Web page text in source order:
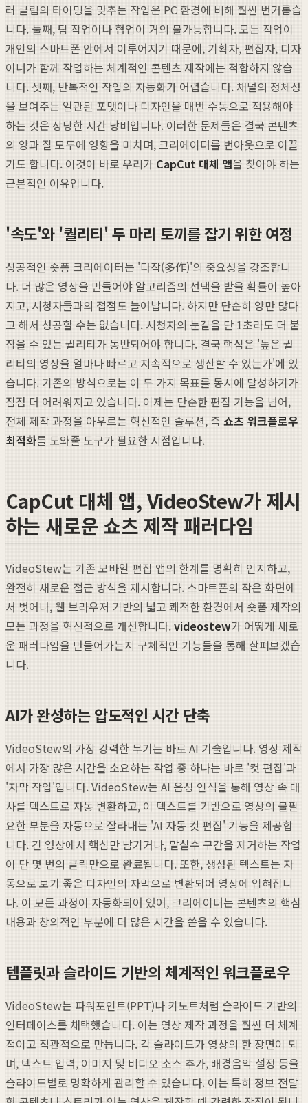
러 클립의 타이밍을 맞추는 작업은 PC 환경에 비해 훨씬 번거롭습
니다. 둘째, 팀 작업이나 협업이 거의 불가능합니다. 모든 작업이
개인의 스마트폰 안에서 이루어지기 때문에, 기획자, 편집자, 디자
이너가 함께 작업하는 체계적인 콘텐츠 제작에는 적합하지 않습
니다. 셋째, 반복적인 작업의 자동화가 어렵습니다. 채널의 정체성
을 보여주는 일관된 포맷이나 디자인을 매번 수동으로 적용해야
하는 것은 상당한 시간 낭비입니다. 이러한 문제들은 결국 콘텐츠
의 양과 질 모두에 영향을 미치며, 크리에이터를 번아웃으로 이끌
기도 합니다. 이것이 바로 우리가 CapCut 대체 앱을 찾아야 하는
근본적인 이유입니다.
'속도'와 '퀄리티' 두 마리 토끼를 잡기 위한 여정
성공적인 숏폼 크리에이터는 '다작(多作)'의 중요성을 강조합니
다. 더 많은 영상을 만들어야 알고리즘의 선택을 받을 확률이 높아
지고, 시청자들과의 접점도 늘어납니다. 하지만 단순히 양만 많다
고 해서 성공할 수는 없습니다. 시청자의 눈길을 단 1초라도 더 붙
잡을 수 있는 퀄리티가 동반되어야 합니다. 결국 핵심은 '높은 퀄
리티의 영상을 얼마나 빠르고 지속적으로 생산할 수 있는가'에 있
습니다. 기존의 방식으로는 이 두 가지 목표를 동시에 달성하기가
점점 더 어려워지고 있습니다. 이제는 단순한 편집 기능을 넘어,
전체 제작 과정을 아우르는 혁신적인 솔루션, 즉 쇼츠 워크플로우
최적화를 도와줄 도구가 필요한 시점입니다.
CapCut 대체 앱, VideoStew가 제시
하는 새로운 쇼츠 제작 패러다임
VideoStew는 기존 모바일 편집 앱의 한계를 명확히 인지하고,
완전히 새로운 접근 방식을 제시합니다. 스마트폰의 작은 화면에
서 벗어나, 웹 브라우저 기반의 넓고 쾌적한 환경에서 숏폼 제작의
모든 과정을 혁신적으로 개선합니다.videostew가 어떻게 새로
운 패러다임을 만들어가는지 구체적인 기능들을 통해 살펴보겠습
니다.
AI가 완성하는 압도적인 시간 단축
VideoStew의 가장 강력한 무기는 바로 AI 기술입니다. 영상 제작
에서 가장 많은 시간을 소요하는 작업 중 하나는 바로 '컷 편집'과
'자막 작업'입니다. VideoStew는 AI 음성 인식을 통해 영상 속 대
사를 텍스트로 자동 변환하고, 이 텍스트를 기반으로 영상의 불필
요한 부분을 자동으로 잘라내는 'AI 자동 컷 편집' 기능을 제공합
니다. 긴 영상에서 핵심만 남기거나, 말실수 구간을 제거하는 작업
이 단 몇 번의 클릭만으로 완료됩니다. 또한, 생성된 텍스트는 자
동으로 보기 좋은 디자인의 자막으로 변환되어 영상에 입혀집니
다. 이 모든 과정이 자동화되어 있어, 크리에이터는 콘텐츠의 핵심
내용과 창의적인 부분에 더 많은 시간을 쏟을 수 있습니다.
템플릿과 슬라이드 기반의 체계적인 워크플로우
VideoStew는 파워포인트(PPT)나 키노트처럼 슬라이드 기반의
인터페이스를 채택했습니다. 이는 영상 제작 과정을 훨씬 더 체계
적이고 직관적으로 만듭니다. 각 슬라이드가 영상의 한 장면이 되
며, 텍스트 입력, 이미지 및 비디오 소스 추가, 배경음악 설정 등을
슬라이드별로 명확하게 관리할 수 있습니다. 이는 특히 정보 전달